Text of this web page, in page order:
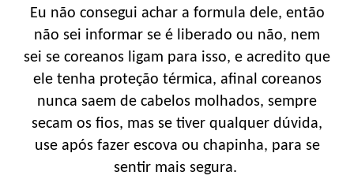
Eu não consegui achar a formula dele, então
não sei informar se é liberado ou não, nem
sei se coreanos ligam para isso, e acredito que
ele tenha proteção térmica, afinal coreanos
nunca saem de cabelos molhados, sempre
secam os fios, mas se tiver qualquer dúvida,
use após fazer escova ou chapinha, para se
sentir mais segura.